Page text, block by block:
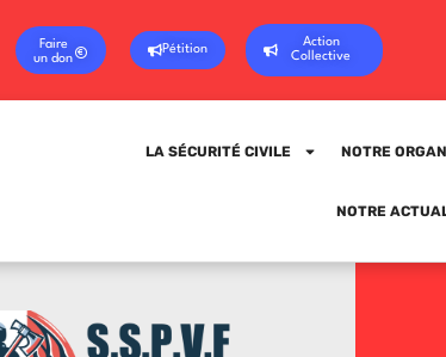
Faire
un don
Pétition
Action
Collective
LA SÉCURITÉ CIVILE NOTRE
NOTRE